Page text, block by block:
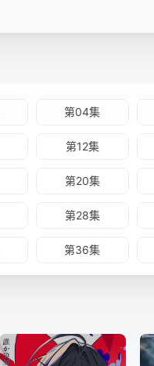
第04集
第12集
第20集
第28集
第36集